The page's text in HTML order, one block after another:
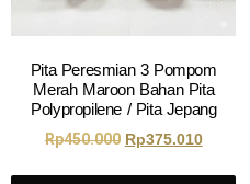
Pita Peresmian 3 Pompom
Merah Maroon Bahan Pita
Polypropilene / Pita Jepang
Rp450.000 Rp375.010